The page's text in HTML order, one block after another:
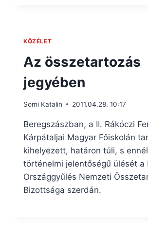
KÖZÉLET
Az összetartozás
jegyében
Somi Katalin 2011.04.28. 10:17
Beregszászban, a II. Rákóczi
Kárpátaljai Magyar Főiskolán
kihelyezett, határon túli, s
történelmi jelentőségű ülését a
Országgyűlés Nemzeti
Bizottsága szerdán.